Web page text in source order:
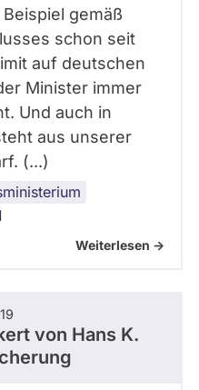
gemäß
schon seit
auf deutschen
Minister immer
Und auch in
aus unserer
(...)
Weiterlesen ->
von Hans K.